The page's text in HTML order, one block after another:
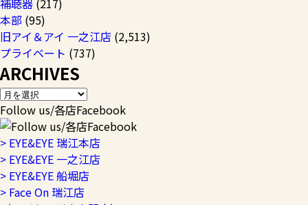
補聴器 (217)
本部 (95)
旧アイ＆アイ 一之江店 (2,513)
プライベート (737)
ARCHIVES
Follow us/各店Facebook
> EYE&EYE 瑞江本店
> EYE&EYE 一之江店
> EYE&EYE 船堀店
> Face On 瑞江店